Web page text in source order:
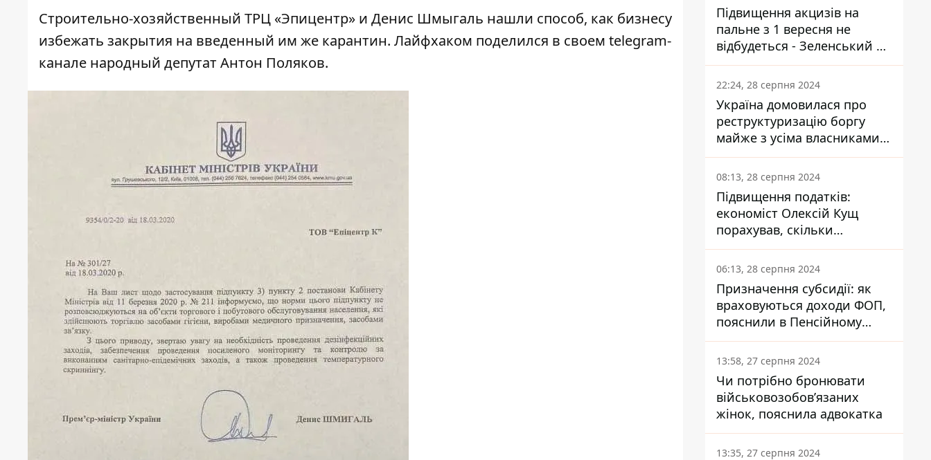
Строительно-хозяйственный ТРЦ «Эпицентр» и Денис Шмыгаль нашли способ, как бизнесу
избежать закрытия на введенный им же карантин. Лайфхаком поделился в своем telegram-
канале народный депутат Антон Поляков.
Підвищення акцизів на
пальне з 1 вересня не
відбудеться - Зеленський не
підписав закон
22:24, 28 серпня 2024
Україна домовилася про
реструктуризацію боргу
майже з усіма власниками
єврооблігацій: що це
означає для країни
08:13, 28 серпня 2024
Підвищення податків:
економіст Олексій Кущ
порахував, скільки
заплатить кожен українець
06:13, 28 серпня 2024
Призначення субсидії: як
враховуються доходи ФОП,
пояснили в Пенсійному
фонді
13:58, 27 серпня 2024
Чи потрібно бронювати
військовозобов’язаних
жінок, пояснила адвокатка
13:35, 27 серпня 2024